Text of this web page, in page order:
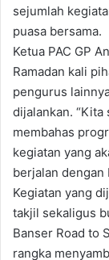
sejumlah
puasa bersama.
Ketua PAC GP
Ramadan kali
pengurus
dijalankan.
membahas
kegiatan yang
berjalan dengan
Kegiatan yang
takjil sekaligus
Banser Road to
rangka